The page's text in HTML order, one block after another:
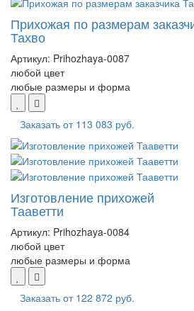
Прихожая по размерам
Тахво
Артикул: Prihozhaya-0087
любой цвет
любые размеры и форма
Заказать от 113 083 руб.
Изготовление прихожей
Тааветти
Артикул: Prihozhaya-0084
любой цвет
любые размеры и форма
Заказать от 122 872 руб.